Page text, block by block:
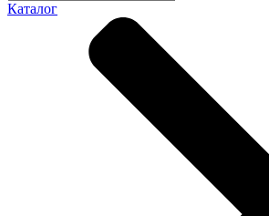
Каталог